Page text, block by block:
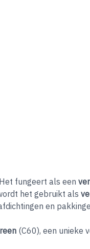
fungeert als een
het gebruikt als
en
(C60), een unieke